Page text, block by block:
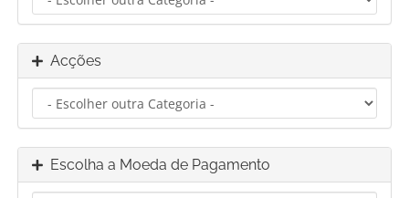
Acções
Escolha a Moeda de Pagamento